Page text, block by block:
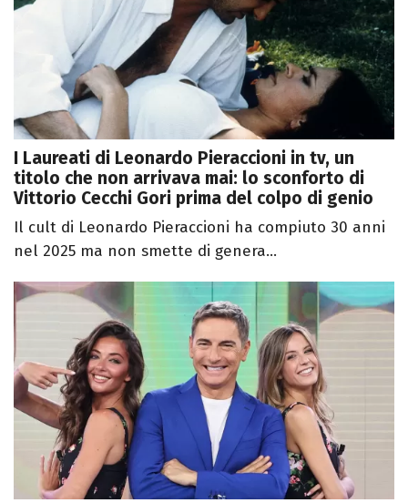
I Laureati di Leonardo Pieraccioni in tv, un
titolo che non arrivava mai: lo sconforto di
Vittorio Cecchi Gori prima del colpo di genio
Il cult di Leonardo Pieraccioni ha compiuto 30 anni
nel 2025 ma non smette di genera...